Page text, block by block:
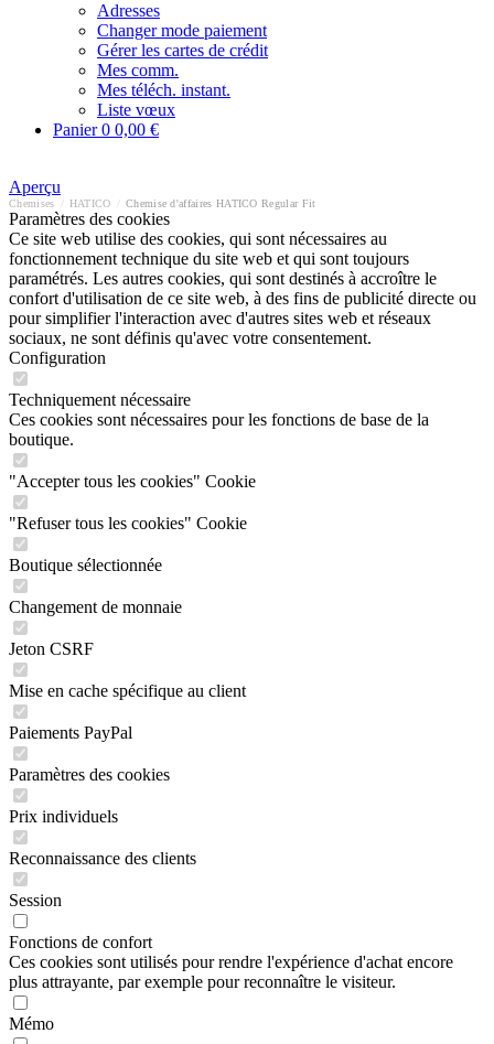
Adresses
Changer mode paiement
Gérer les cartes de crédit
Mes comm.
Mes téléch. instant.
Liste vœux
Panier0 0,00 €
Aperçu
Chemises HATICO Chemise d'affaires HATICO Regular Fit
Paramètres des cookies
Ce site web utilise des cookies, qui sont nécessaires au
fonctionnement technique du site web et qui sont toujours
paramétrés. Les autres cookies, qui sont destinés à accroître le
confort d'utilisation de ce site web, à des fins de publicité directe ou
pour simplifier l'interaction avec d'autres sites web et réseaux
sociaux, ne sont définis qu'avec votre consentement.
Configuration
Techniquement nécessaire
Ces cookies sont nécessaires pour les fonctions de base de la
boutique.
"Accepter tous les cookies" Cookie
"Refuser tous les cookies" Cookie
Boutique sélectionnée
Changement de monnaie
Jeton CSRF
Mise en cache spécifique au client
Paiements PayPal
Paramètres des cookies
Prix individuels
Reconnaissance des clients
Session
Fonctions de confort
Ces cookies sont utilisés pour rendre l'expérience d'achat encore
plus attrayante, par exemple pour reconnaître le visiteur.
Mémo